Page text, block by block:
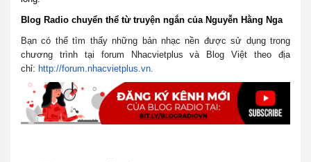
Blog Radio chuyển thể từ truyện ngắn của Nguyễn Hằng Nga
Bạn có thể tìm thấy những bản nhạc nền được sử dụng trong
chương trình tại forum Nhacvietplus và Blog Việt theo địa
chỉ: http://forum.nhacvietplus.vn.